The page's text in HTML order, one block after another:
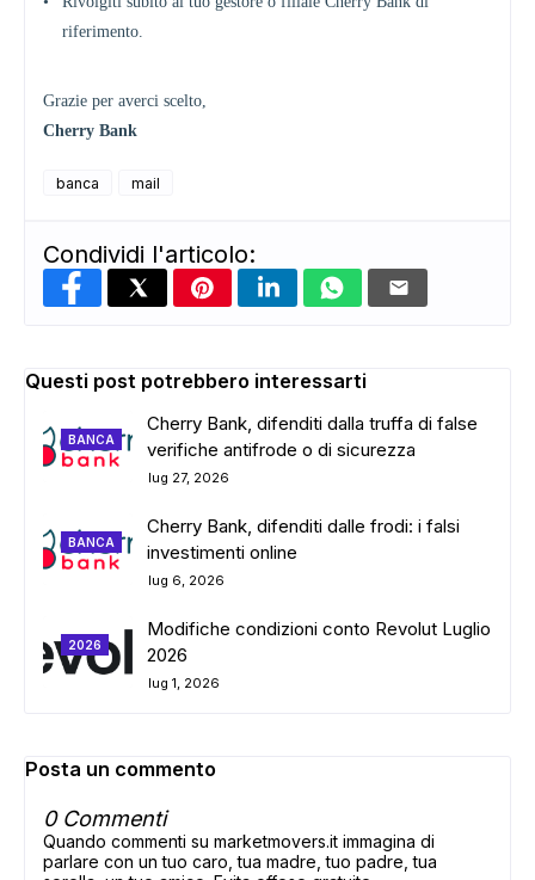
ADS
riferimento.
Grazie per averci scelto,
Cherry Bank
banca mail
Condividi l'articolo:
Questi post potrebbero interessarti
BANCA
Cherry Bank, difenditi dalla truffa di false
verifiche antifrode o di sicurezza
lug 27, 2026
BANCA
Cherry Bank, difenditi dalle frodi: i falsi
investimenti online
lug 6, 2026
2026
Modifiche condizioni conto Revolut Luglio
2026
lug 1, 2026
Posta un commento
0 Commenti
Quando commenti su marketmovers.it immagina di
parlare con un tuo caro, tua madre, tuo padre, tua